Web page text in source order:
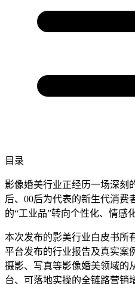
目录
影像婚美行业正经历一场深刻
后、00后为代表的新生代消费
的“工业品”转向个性化、情感
本次发布的影美行业白皮书所
平台发布的行业报告及真实案
摄影、写真等影像婚美领域的
台、可落地实操的全链路营销